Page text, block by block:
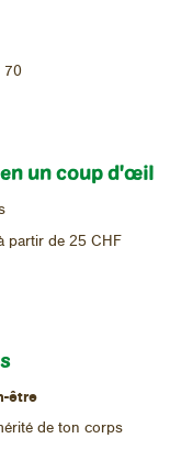
70
un coup d'œil
partir de 25 CHF
être
de ton corps